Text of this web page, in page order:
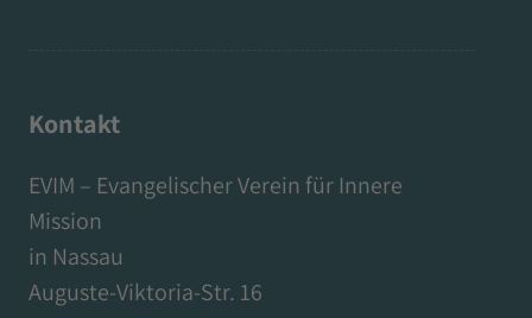
Kontakt
EVIM – Evangelischer Verein für Innere
Mission
in Nassau
Auguste-Viktoria-Str. 16